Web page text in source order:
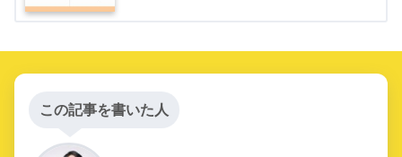
この記事を書いた人